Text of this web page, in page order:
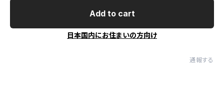
Add to cart
日本国内にお住まいの方向け
通報する